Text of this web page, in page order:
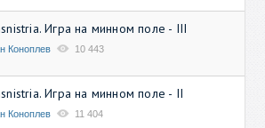
Игра на минном поле - III
Коноплев 10 443
Игра на минном поле - II
Коноплев 11 404